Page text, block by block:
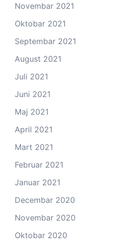
Novembar 2021
Oktobar 2021
Septembar 2021
August 2021
Juli 2021
Juni 2021
Maj 2021
April 2021
Mart 2021
Februar 2021
Januar 2021
Decembar 2020
Novembar 2020
Oktobar 2020